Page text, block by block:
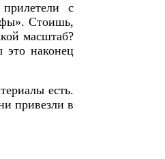
с
Стоишь,
масштаб?
это наконец
есть.
привезли в